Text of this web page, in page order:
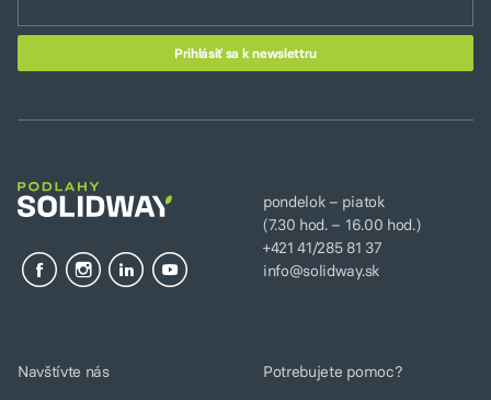
pondelok – piatok
(7.30 hod. – 16.00 hod.)
+421 41/285 81 37
info@solidway.sk
Navštívte nás Potrebujete pomoc?